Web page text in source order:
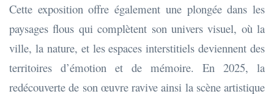
Cette exposition offre également une plongée dans les
paysages flous qui complètent son univers visuel, où la
ville, la nature, et les espaces interstitiels deviennent des
territoires d’émotion et de mémoire. En 2025, la
redécouverte de son œuvre ravive ainsi la scène artistique